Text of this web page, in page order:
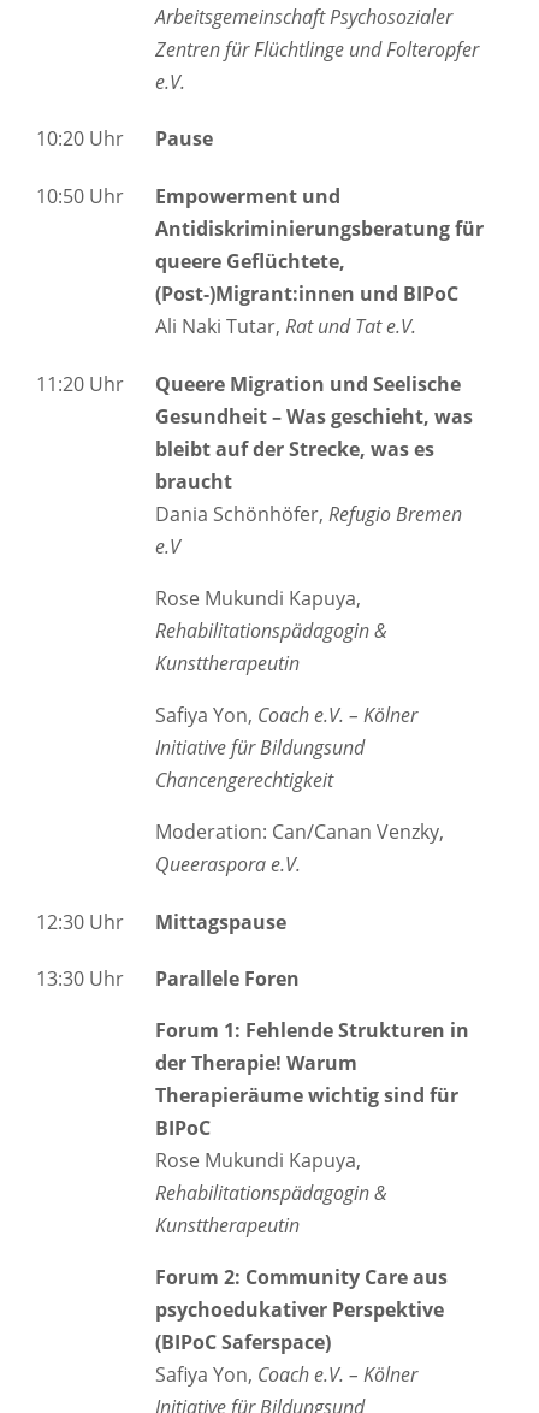
Arbeitsgemeinschaft Psychosozialer
Zentren für Flüchtlinge und Folteropfer
e.V.
10:20 Uhr Pause
10:50 Uhr
Empowerment und
Antidiskriminierungsberatung für
queere Geflüchtete,
(Post-)Migrant:innen und BIPoC
Ali Naki Tutar, Rat und Tat e.V.
11:20 Uhr
Queere Migration und Seelische
Gesundheit – Was geschieht, was
bleibt auf der Strecke, was es
braucht
Dania Schönhöfer, Refugio Bremen
e.V
Rose Mukundi Kapuya,
Rehabilitationspädagogin &
Kunsttherapeutin
Safiya Yon, Coach e.V. – Kölner
Initiative für Bildungsund
Chancengerechtigkeit
Moderation: Can/Canan Venzky,
Queeraspora e.V.
12:30 Uhr Mittagspause
13:30 Uhr
Parallele Foren
Forum 1: Fehlende Strukturen in
der Therapie! Warum
Therapieräume wichtig sind für
BIPoC
Rose Mukundi Kapuya,
Rehabilitationspädagogin &
Kunsttherapeutin
Forum 2: Community Care aus
psychoedukativer Perspektive
(BIPoC Saferspace)
Safiya Yon, Coach e.V. – Kölner
Initiative für Bildungsund